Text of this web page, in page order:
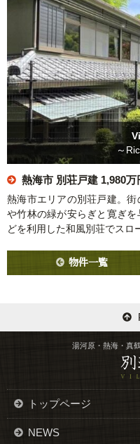
～
熱海市 別荘戸建 1,980万
熱海市エリアの別荘戸建。
や竹林の緑が安らぎと寛ぎ
どを利用した和風別荘でスロ
物件一覧
湯河原・熱海・真
トップページ
NEWS